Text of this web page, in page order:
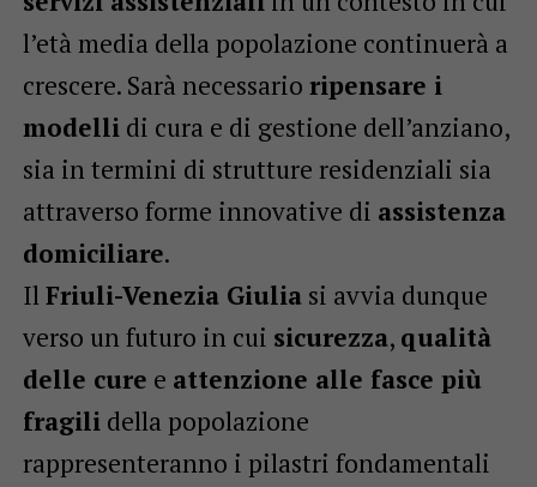
l’età media della popolazione continuerà a
crescere. Sarà necessario ripensare i
modellidi cura e di gestione dell’anziano,
sia in termini di strutture residenziali sia
attraverso forme innovative di assistenza
domiciliare.
Il Friuli-Venezia Giuliasi avvia dunque
verso un futuro in cui sicurezza, qualità
delle cure e attenzione alle fasce più
fragilidella popolazione
rappresenteranno i pilastri fondamentali